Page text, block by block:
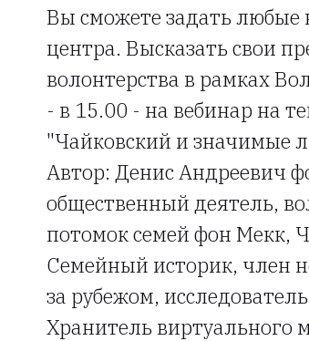
Вы сможете задать любые
центра. Высказать свои
волонтерства в рамках
- в 15.00 - на вебинар на
"Чайковский и значимые
Автор: Денис Андреевич
общественный деятель,
потомок семей фон Мекк,
Семейный историк, член
за рубежом,
Хранитель виртуального